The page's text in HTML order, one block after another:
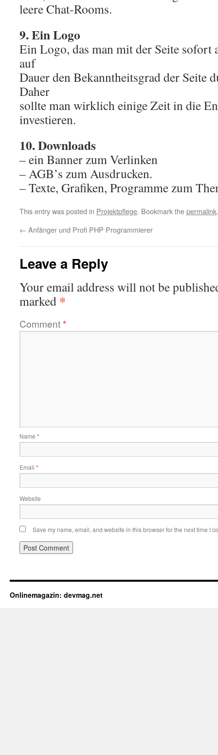
leere Chat-Rooms.
9. Ein Logo
Ein Logo, das man mit der Seite sofort
auf
Dauer den Bekanntheitsgrad der Seite
Daher
sollte man wirklich einige Zeit in die
investieren.
10. Downloads
– ein Banner zum Verlinken
– AGB’s zum Ausdrucken.
– Texte, Grafiken, Programme zum
This entry was posted in Projektpflege. Bookmark thepermalink.
← Anfänger und Profi PHP Programmierer
Leave a Reply
Your email address will not be
marked *
Comment*
Name *
Email *
Website
Save my name, email, and website in this browser for the next time I
Onlinemagazin: devmag.net